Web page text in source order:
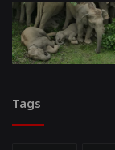
Tags